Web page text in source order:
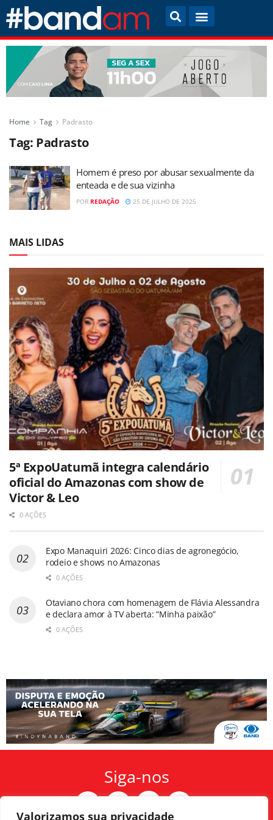
Valorizamos sua privacidade
Home Tag Padrasto
Tag: Padrasto
Homem é preso por abusar sexualmente da
enteada e de sua vizinha
POR REDAÇÃO 25 DE JULHO DE 2025
MAIS LIDAS
5ª ExpoUatumã integra calendário
oficial do Amazonas com show de
Victor & Leo
0 AÇÕES
Expo Manaquiri 2026: Cinco dias de agronegócio,
rodeio e shows no Amazonas
0 AÇÕES
Otaviano chora com homenagem de Flávia Alessandra
e declara amor à TV aberta: “Minha paixão”
0 AÇÕES
Siga-nos